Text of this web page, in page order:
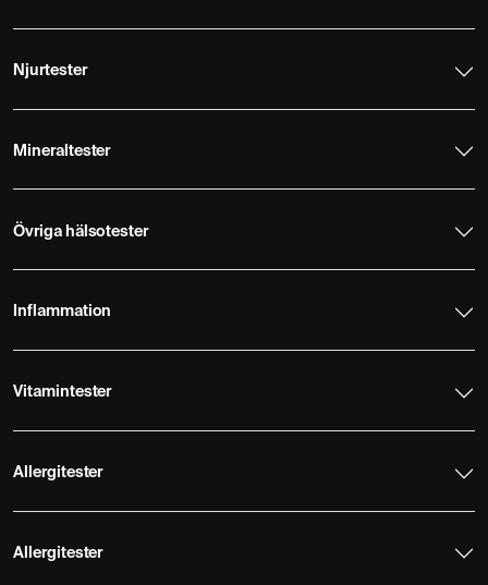
Njurtester
Mineraltester
Övriga hälsotester
Inflammation
Vitamintester
Allergitester
Allergitester